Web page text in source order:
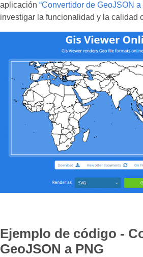
aplicación “Convertidor de GeoJSON a
investigar la funcionalidad y la calidad
Ejemplo de código -
GeoJSON a PNG